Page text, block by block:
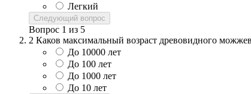
Легкий
Следующий вопрос
Вопрос 1 из 5
2 Каков максимальный возраст древовидного
До 10000 лет
До 100 лет
До 1000 лет
До 10 лет